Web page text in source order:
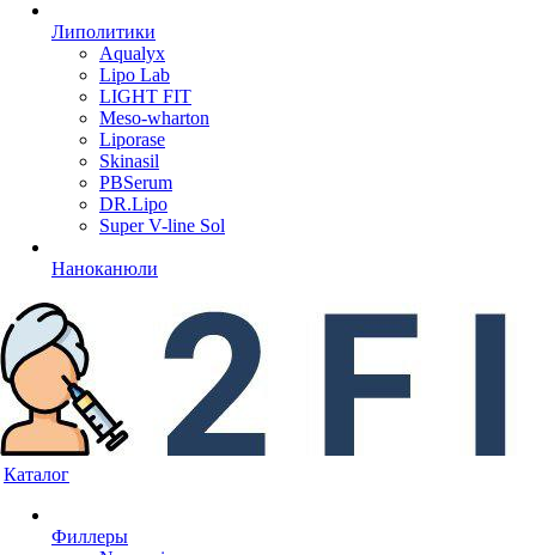
Липолитики
Aqualyx
Lipo Lab
LIGHT FIT
Meso-wharton
Liporase
Skinasil
PBSerum
DR.Lipo
Super V-line Sol
Наноканюли
Каталог
Филлеры